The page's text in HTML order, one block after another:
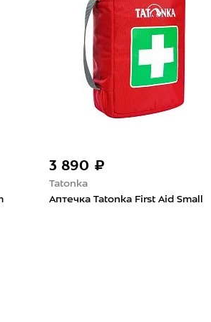
3 890 ₽
Tatonka
Аптечка Tatonka First Aid Small